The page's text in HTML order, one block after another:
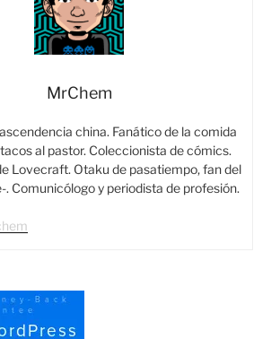
MrChem
china. Fanático de la comida
al pastor. Coleccionista de cómics.
Lovecraft. Otaku de pasatiempo, fan del
Comunicólogo y periodista de profesión.